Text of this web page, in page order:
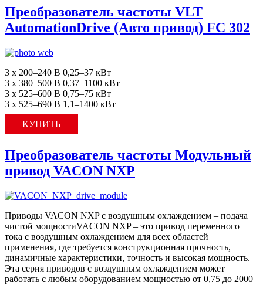
Преобразователь частоты VLT
AutomationDrive (Авто привод) FC 302
3 x 200–240 В 0,25–37 кВт
3 x 380–500 В 0,37–1100 кВт
3 x 525–600 В 0,75–75 кВт
3 x 525–690 В 1,1–1400 кВт
КУПИТЬ
Преобразователь частоты Модульный
привод VACON NXP
Приводы VACON NXP с воздушным охлаждением – подача
чистой мощностиVACON NXP – это привод переменного
тока с воздушным охлаждением для всех областей
применения, где требуется конструкционная прочность,
динамичные характеристики, точность и высокая мощность.
Эта серия приводов с воздушным охлаждением может
работать с любым оборудованием мощностью от 0,75 до 2000